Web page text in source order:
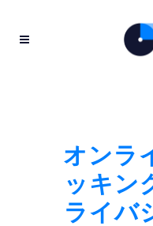
オンラ
ッキン
ライバ